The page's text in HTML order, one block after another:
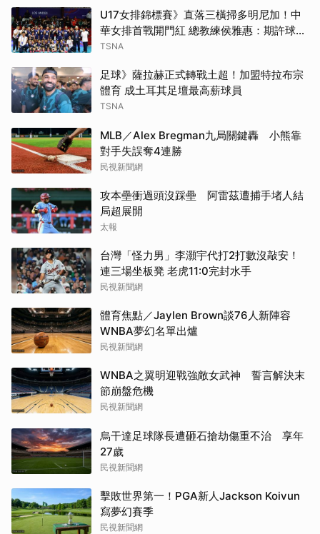
U17女排錦標賽》直落三橫掃多明尼加！中
華女排首戰開門紅 總教練侯雅惠：期許球員
享受挑戰
TSNA
足球》薩拉赫正式轉戰土超！加盟特拉布宗
體育 成土耳其足壇最高薪球員
TSNA
MLB／Alex Bregman九局關鍵轟 小熊靠
對手失誤奪4連勝
民視新聞網
攻本壘衝過頭沒踩壘 阿雷茲遭捕手堵人結
局超展開
太報
台灣「怪力男」李灝宇代打2打數沒敲安！
連三場坐板凳 老虎11:0完封水手
民視新聞網
體育焦點／Jaylen Brown談76人新陣容
WNBA夢幻名單出爐
民視新聞網
WNBA之翼明迎戰強敵女武神 誓言解決末
節崩盤危機
民視新聞網
烏干達足球隊長遭砸石搶劫傷重不治 享年
27歲
民視新聞網
擊敗世界第一！PGA新人Jackson Koivun
寫夢幻賽季
民視新聞網